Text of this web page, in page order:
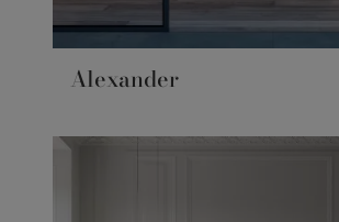
Alexander